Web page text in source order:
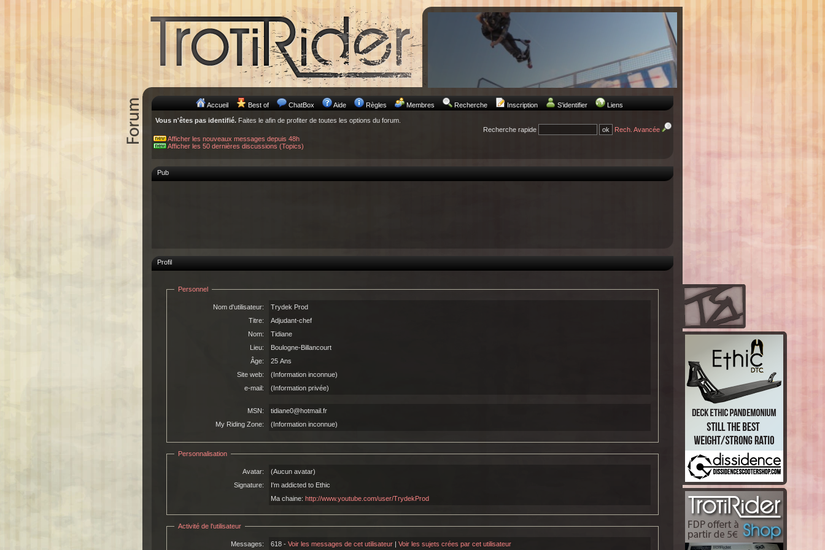
Accueil Best of ChatBox Aide Règles Membres Recherche Inscription S'identifier Liens
Vous n'êtes pas identifié. Faites le afin de profiter de toutes les options du forum.
Recherche rapide
Rech. Avancée
Afficher les nouveaux messages depuis 48h
Afficher les 50 dernières discussions (Topics)
Pub
Profil
Personnel
Nom d'utilisateur:
Trydek Prod
Titre:
Adjudant-chef
Nom:
Tidiane
Lieu:
Boulogne-Billancourt
Âge:
25 Ans
Site web:
(Information inconnue)
e-mail:
(Information privée)
MSN:
tidiane0@hotmail.fr
My Riding Zone:
(Information inconnue)
Personnalisation
Avatar:
(Aucun avatar)
Signature:
I'm addicted to Ethic
Ma chaine: http://www.youtube.com/user/TrydekProd
Activité de l'utilisateur
Messages: 618 - Voir les messages de cet utilisateur | Voir les sujets crées par cet utilisateur